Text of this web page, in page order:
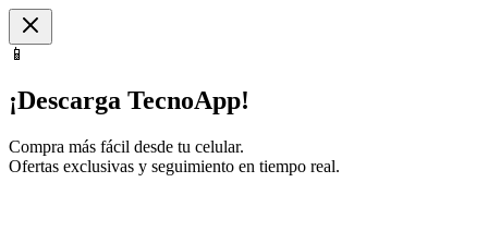
📱
¡Descarga TecnoApp!
Compra más fácil desde tu celular.
Ofertas exclusivas y seguimiento en tiempo real.